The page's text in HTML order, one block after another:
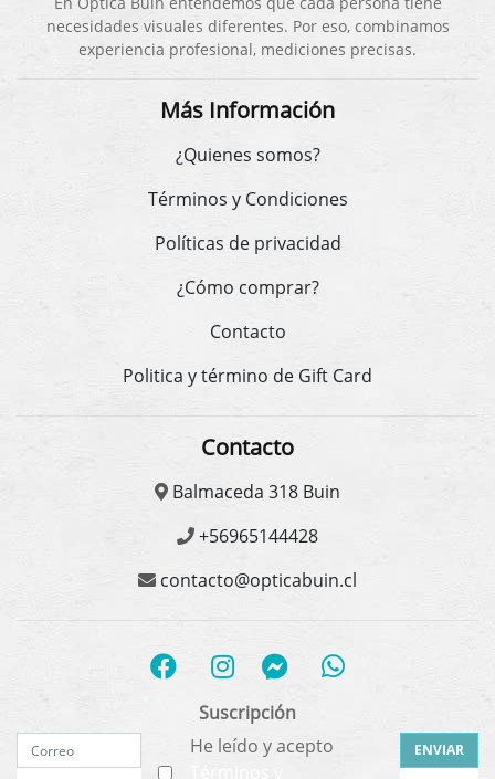
necesidades visuales diferentes. Por eso, combinamos
experiencia profesional, mediciones precisas.
Más Información
¿Quienes somos?
Términos y Condiciones
Políticas de privacidad
¿Cómo comprar?
Contacto
Politica y término de Gift Card
Contacto
Balmaceda 318 Buin
+56965144428
contacto@opticabuin.cl
Suscripción
He leído y acepto
ENVIAR